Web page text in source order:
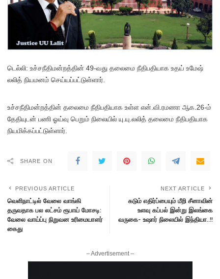
டெல்லி: உச்சநீதிமன்றத்தின் 49-வது தலைமை நீதிபதியாக உதய் உமேஷ்
லலித் நியமனம் செய்யப்பட்டுள்ளார்.
உச்சநீதிமன்றத்தின் தலைமை நீதிபதியாக உள்ள என்.வி.ரமணா ஆக.26-ம்
தேதியுடன் பணி ஓய்வு பெறும் நிலையில் யு.யு.லலித் தலைமை நீதிபதியாக
நியமிக்கப்பட்டுள்ளார்.
SHARE ON
PREVIOUS ARTICLE
வெளிநாட்டில் வேலை வாங்கி
தருவதாக பல லட்சம் ரூபாய் மோசடி:
வேலை வாய்ப்பு நிறுவன உரிமையாளர்
கைது
NEXT ARTICLE
கடும் எதிர்ப்பையும் மீறி சீனாவின்
உளவு கப்பல் இன்று இலங்கை
வருகை- உஷார் நிலையில் இந்தியா..!!
– Advertisement –